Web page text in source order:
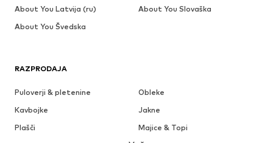
RAZPRODAJA
Puloverji & pletenine
Obleke
Kavbojke
Jakne
Plašči
Majice & Topi
About You Latvija (ru)
About You Slovaška
About You Švedska